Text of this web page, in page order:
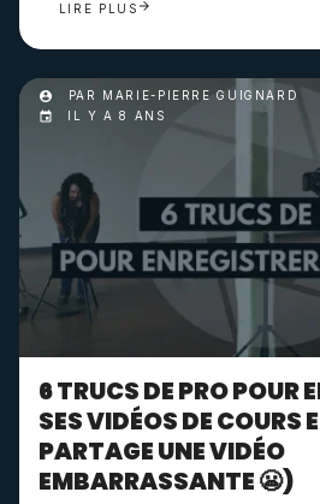
LIRE PLUS
6 TRUCS DE PRO POUR
SES VIDÉOS DE COURS
PARTAGE UNE VIDÉO
EMBARRASSANTE 😬)
PAR MARIE-PIERRE GUIGNARD
IL Y A 8 ANS